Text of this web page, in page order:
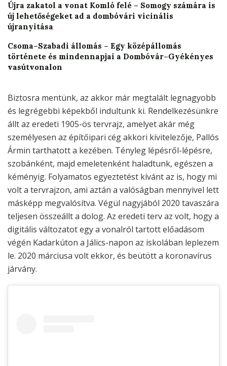
Újra zakatol a vonat Komló felé – Somogy számára is
új lehetőségeket ad a dombóvári vicinális
újranyitása
Csoma–Szabadi állomás – Egy középállomás
története és mindennapjai a Dombóvár–Gyékényes
vasútvonalon
Biztosra mentünk, az akkor már megtalált legnagyobb
és legrégebbi képekből indultunk ki. Rendelkezésünkre
állt az eredeti 1905-ös tervrajz, amelyet akár még
személyesen az építőipari cég akkori kivitelezője, Pallós
Ármin tarthatott a kezében. Tényleg lépésről-lépésre,
szobánként, majd emeletenként haladtunk, egészen a
kéményig. Folyamatos egyeztetést kívánt az is, hogy mi
volt a tervrajzon, ami aztán a valóságban mennyivel lett
másképp megvalósítva. Végül nagyjából 2020 tavaszára
teljesen összeállt a dolog. Az eredeti terv az volt, hogy a
digitális változatot egy a vonalról tartott előadásom
végén Kadarkúton a Jálics-napon az iskolában leplezem
le. 2020 márciusa volt ekkor, és beütött a koronavírus
járvány.